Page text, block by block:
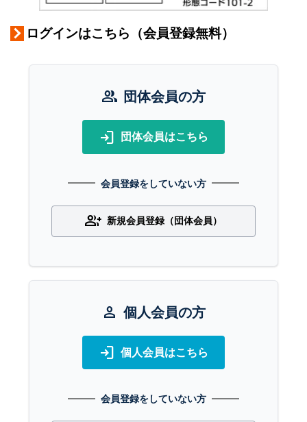
ログインはこちら（会員登録無料）
group 団体会員の方
login 団体会員はこちら
会員登録をしていない方
group_add 新規会員登録（団体会員）
person 個人会員の方
login 個人会員はこちら
会員登録をしていない方